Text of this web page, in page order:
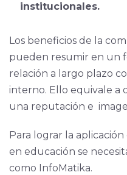
institucionales.
Los beneficios de la
pueden resumir en un
relación a largo plazo
interno. Ello equivale a
una reputación e
Para lograr la
en educación se
como InfoMatika.